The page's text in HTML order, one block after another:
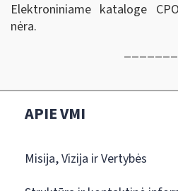
Elektroniniame kataloge
nėra.
APIE VMI
Misija, Vizija ir Vertybės